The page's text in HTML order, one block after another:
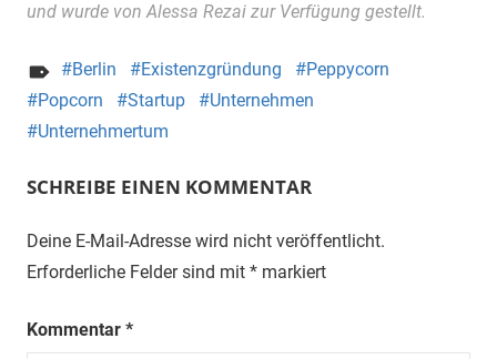
und wurde von Alessa Rezai zur Verfügung gestellt.
Berlin Existenzgründung
Peppycorn
Popcorn
Startup
Unternehmen
Unternehmertum
SCHREIBE EINEN KOMMENTAR
Deine E-Mail-Adresse wird nicht veröffentlicht.
Erforderliche Felder sind mit * markiert
Kommentar *